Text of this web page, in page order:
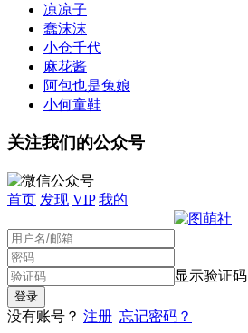
凉凉子
蠢沫沫
小仓千代
麻花酱
阿包也是兔娘
小何童鞋
关注我们的公众号
首页 发现 VIP 我的
显示验证码
没有账号？ 注册 忘记密码？